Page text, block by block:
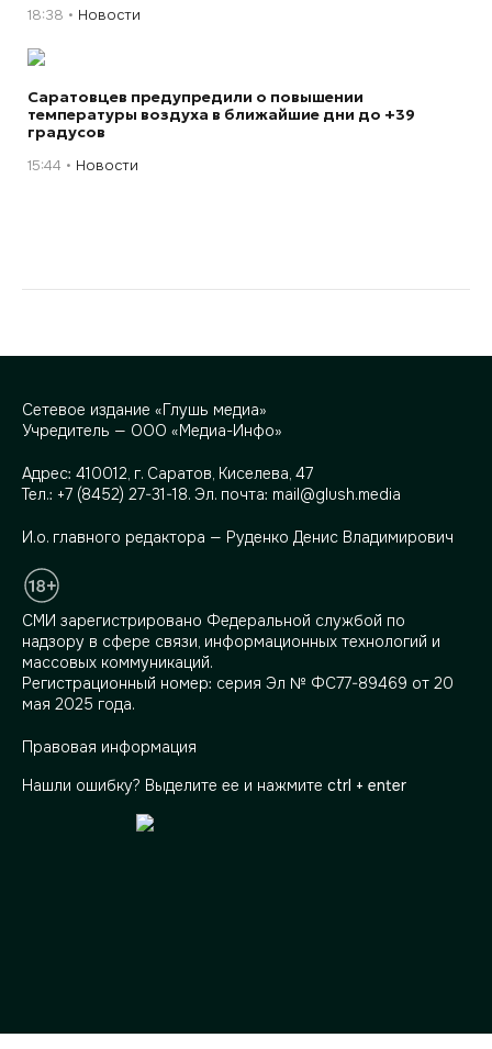
18:38 Новости
Саратовцев предупредили о повышении
температуры воздуха в ближайшие дни до +39
градусов
15:44 Новости
Сетевое издание «Глушь медиа»
Учредитель — ООО «Медиа-Инфо»
Адрес: 410012, г. Саратов, Киселева, 47
Тел.: +7 (8452) 27-31-18. Эл. почта: mail@glush.media
И.о. главного редактора — Руденко Денис Владимирович
СМИ зарегистрировано Федеральной службой по
надзору в сфере связи, информационных технологий и
массовых коммуникаций.
Регистрационный номер: серия Эл № ФС77-89469 от 20
мая 2025 года.
Правовая информация
Нашли ошибку? Выделите ее и нажмите ctrl + enter